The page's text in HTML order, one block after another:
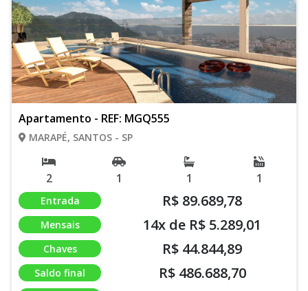
Apartamento - REF: MGQ555
MARAPÉ, SANTOS - SP
2 1 1 1
Entrada R$ 89.689,78
Mensais 14x de R$ 5.289,01
Chaves R$ 44.844,89
Saldo final R$ 486.688,70